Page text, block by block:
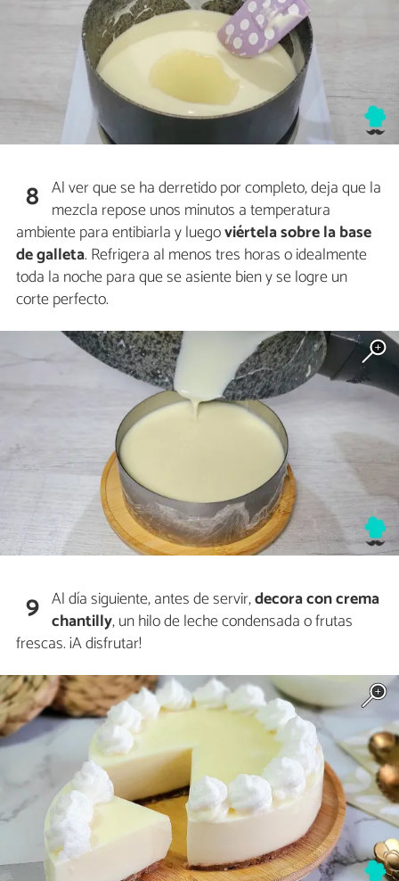
8 Al ver que se ha derretido por completo, deja que la
mezcla repose unos minutos a temperatura
ambiente para entibiarla y luegoviértela sobre la base
de galleta. Refrigera al menos tres horas o idealmente
toda la noche para que se asiente bien y se logre un
corte perfecto.
9 Al día siguiente, antes de servir,decora con crema
chantilly, un hilo de leche condensada o frutas
frescas. ¡A disfrutar!